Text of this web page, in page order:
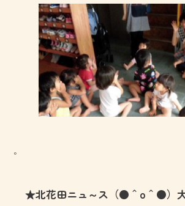
。
★北花田ニュ～ス（●＾o＾●）